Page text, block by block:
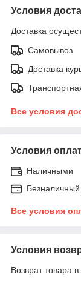
Условия
Доставка
Самовывоз
Доставка
Все условия
Условия
Наличными
Безналичный
Все условия
Условия
Возврат товара